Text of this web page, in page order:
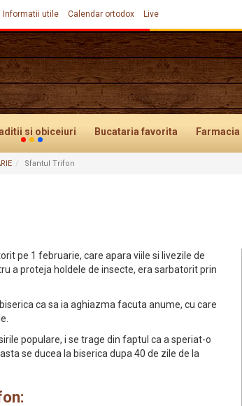
Informatii utile Calendar ortodox Live
si obiceiuri Bucataria favorita Farmacia
Sfantul Trifon
pe 1 februarie, care apara viile si livezile de
a proteja holdele de insecte, era sarbatorit prin
ca sa ia aghiazma facuta anume, cu care
populare, i se trage din faptul ca a speriat-o
se ducea la biserica dupa 40 de zile de la